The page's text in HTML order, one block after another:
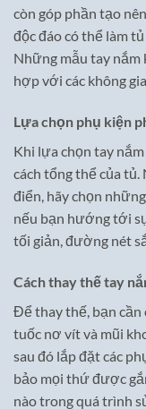
còn góp phần tạo
độc đáo có thể làm
Những mẫu tay
hợp với các không
Lựa chọn phụ kiện
Khi lựa chọn tay
cách tổng thể của tủ.
điển, hãy chọn
nếu bạn hướng tới
tối giản, đường nét
Cách thay thế tay
Để thay thế, bạn cần
tuốc nơ vít và mũi
sau đó lắp đặt các
bảo mọi thứ được
nào trong quá trình